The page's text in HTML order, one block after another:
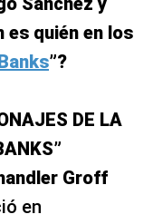
es quién en los
”?
DE LA
Groff
en